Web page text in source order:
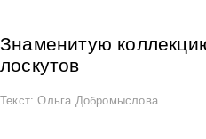
Знаменитую
лоскутов
Текст:Ольга Добромыслова